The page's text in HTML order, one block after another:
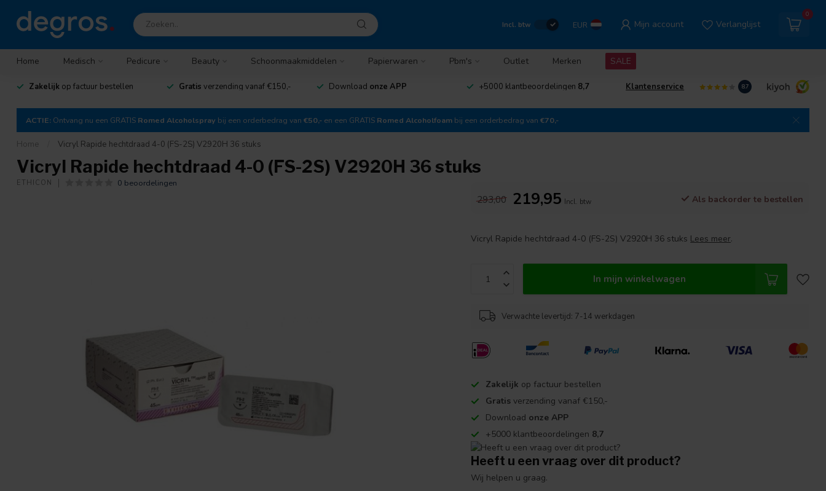
Incl. btw EUR Mijn account Verlanglijst
0
Home Medisch Pedicure Beauty Schoonmaakmiddelen Papierwaren Pbm's Outlet Merken SALE
Zakelijk op factuur bestellen Gratis verzending vanaf €150,- Download onze APP +5000 klantbeoordelingen 8,7 Klantenservice 8.7
ACTIE: Ontvang nu een GRATIS Romed Alcoholspray bij een orderbedrag van €50,- en een GRATIS Romed Alcoholfoam bij een orderbedrag van €70,-
Home Vicryl Rapide hechtdraad 4-0 (FS-2S) V2920H 36 stuks
Vicryl Rapide hechtdraad 4-0 (FS-2S) V2920H 36 stuks
ETHICON 0 beoordelingen
293,00 219,95 Incl. btw Als backorder te bestellen
Vicryl Rapide hechtdraad 4-0 (FS-2S) V2920H 36 stuks Lees meer.
In mijn winkelwagen
Verwachte levertijd: 7-14 werkdagen
Zakelijk op factuur bestellen
Gratis verzending vanaf €150,-
Download onze APP
+5000 klantbeoordelingen 8,7
Heeft u een vraag over dit product?
Wij helpen u graag.